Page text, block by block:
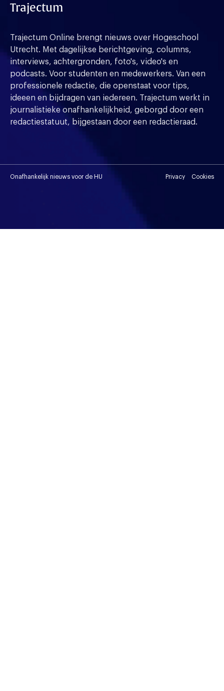
Trajectum
Trajectum Online brengt nieuws over Hogeschool
Utrecht. Met dagelijkse berichtgeving, columns,
interviews, achtergronden, foto's, video's en
podcasts. Voor studenten en medewerkers. Van een
professionele redactie, die openstaat voor tips,
ideeen en bijdragen van iedereen. Trajectum werkt in
journalistieke onafhankelijkheid, geborgd door een
redactiestatuut, bijgestaan door een redactieraad.
Onafhankelijk nieuws voor de HU Privacy Cookies